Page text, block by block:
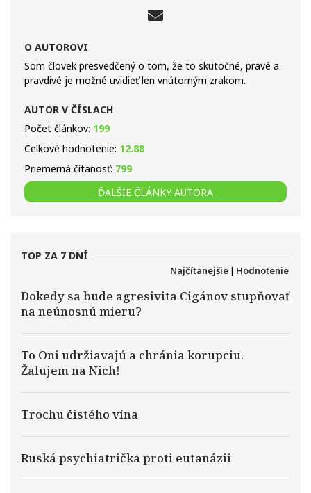
O AUTOROVI
Som človek presvedčený o tom, že to skutočné, pravé a
pravdivé je možné uvidieť len vnútorným zrakom.
AUTOR V ČÍSLACH
Počet článkov: 199
Celkové hodnotenie: 12.88
Priemerná čítanosť: 799
ĎALŠIE ČLÁNKY AUTORA
TOP ZA 7 DNÍ
Najčítanejšie | Hodnotenie
Dokedy sa bude agresivita Cigánov stupňovať
na neúnosnú mieru?
To Oni udržiavajú a chránia korupciu.
Žalujem na Nich!
Trochu čistého vína
Ruská psychiatrička proti eutanázii